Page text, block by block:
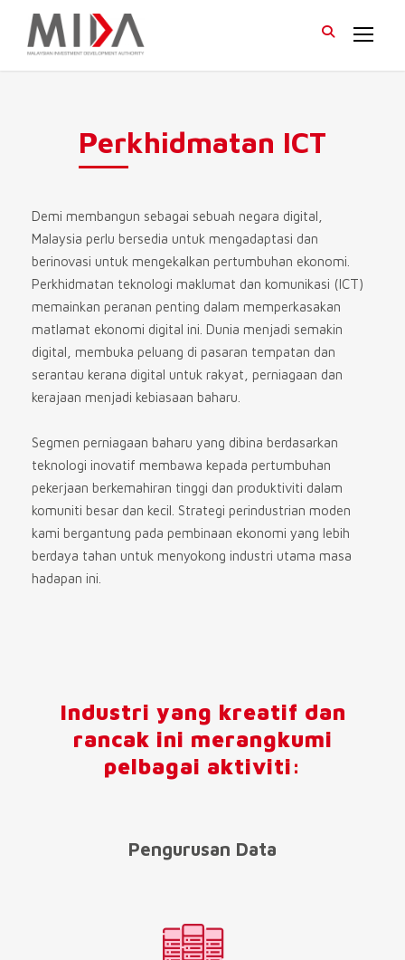
Perkhidmatan ICT
Demi membangun sebagai sebuah negara digital,
Malaysia perlu bersedia untuk mengadaptasi dan
berinovasi untuk mengekalkan pertumbuhan ekonomi.
Perkhidmatan teknologi maklumat dan komunikasi (ICT)
memainkan peranan penting dalam memperkasakan
matlamat ekonomi digital ini. Dunia menjadi semakin
digital, membuka peluang di pasaran tempatan dan
serantau kerana digital untuk rakyat, perniagaan dan
kerajaan menjadi kebiasaan baharu.
Segmen perniagaan baharu yang dibina berdasarkan
teknologi inovatif membawa kepada pertumbuhan
pekerjaan berkemahiran tinggi dan produktiviti dalam
komuniti besar dan kecil. Strategi perindustrian moden
kami bergantung pada pembinaan ekonomi yang lebih
berdaya tahan untuk menyokong industri utama masa
hadapan ini.
Industri yang kreatif dan
rancak ini merangkumi
pelbagai aktiviti:
Pengurusan Data